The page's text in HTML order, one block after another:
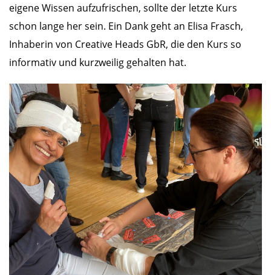
eigene Wissen aufzufrischen, sollte der letzte Kurs
schon lange her sein. Ein Dank geht an Elisa Frasch,
Inhaberin von Creative Heads GbR, die den Kurs so
informativ und kurzweilig gehalten hat.